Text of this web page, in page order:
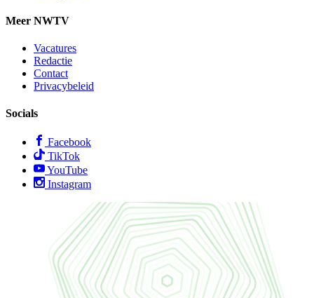
Meer NWTV
Vacatures
Redactie
Contact
Privacybeleid
Socials
Facebook
TikTok
YouTube
Instagram